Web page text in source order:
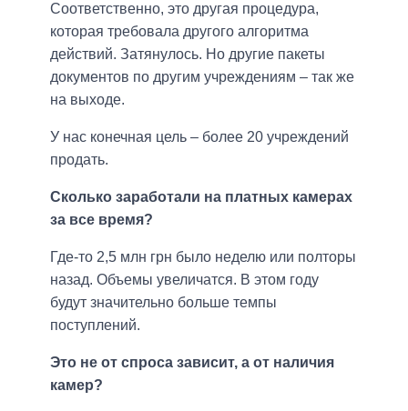
Соответственно, это другая процедура,
которая требовала другого алгоритма
действий. Затянулось. Но другие пакеты
документов по другим учреждениям – так же
на выходе.
У нас конечная цель – более 20 учреждений
продать.
Сколько заработали на платных камерах
за все время?
Где-то 2,5 млн грн было неделю или полторы
назад. Объемы увеличатся. В этом году
будут значительно больше темпы
поступлений.
Это не от спроса зависит, а от наличия
камер?